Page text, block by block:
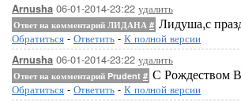
Arnusha 06-01-2014-23:22 удалить
Ответ на комментарий ЛИДАНА # Лидуша,с
Обратиться - Ответить - К полной версии
Arnusha 06-01-2014-23:22 удалить
Ответ на комментарий Prudent # С Рождеством
Обратиться - Ответить - К полной версии